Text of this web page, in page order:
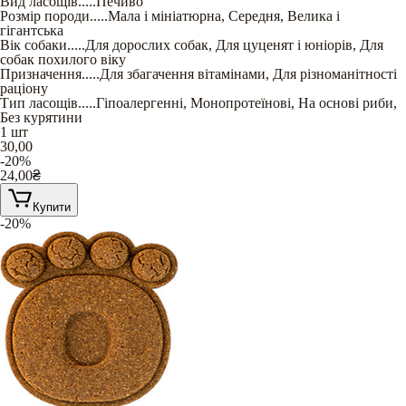
Розмір породи.....Мала і мініатюрна, Середня, Велика і
гігантська
Вік собаки.....Для дорослих собак, Для цуценят і юніорів, Для
собак похилого віку
Призначення.....Для збагачення вітамінами, Для різноманітності
раціону
Тип ласощів.....Гіпоалергенні, Монопротеїнові, На основі риби,
Без курятини
1 шт
30,00
-20%
24,00₴
Купити
-20%